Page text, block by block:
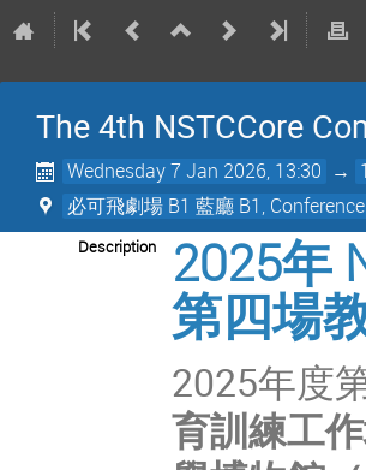
The 4th NSTCCore
Wednesday 7 Jan 2026, 13:30 →
必可飛劇場 B1 藍廳 B1,
Description 2025年
第四場
2025年度
育訓練工